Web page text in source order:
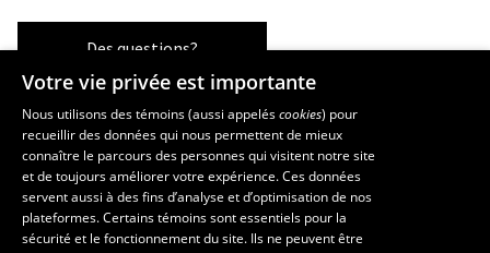
Des questions?
Les écoles et la recherche
École supérieure d’aménagement du territoire et de développement
régional
École d’architecture
École de design
Votre vie privée est importante
Nous utilisons des témoins (aussi appeléscookies) pour
recueillir des données qui nous permettent de mieux
connaître le parcours des personnes qui visitent notre site
et de toujours améliorer votre expérience. Ces données
servent aussi à des fins d’analyse et d’optimisation de nos
plateformes. Certains témoins sont essentiels pour la
sécurité et le fonctionnement du site. Ils ne peuvent être